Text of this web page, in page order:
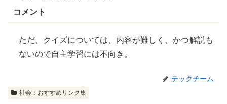
コメント
ただ、クイズについては、内容が難しく、かつ解説も
ないので自主学習には不向き。
テックチーム
社会：おすすめリンク集